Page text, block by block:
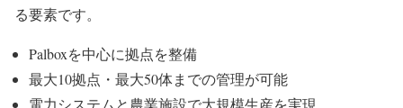
る要素です。
Palboxを中心に拠点を整備
最大10拠点・最大50体までの管理が可能
電力システムと農業施設で大規模生産を実現